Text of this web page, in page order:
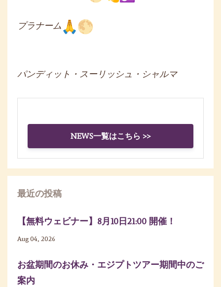
プラナーム
パンディット・スーリッシュ・シャルマ
NEWS一覧はこちら >>
最近の投稿
【無料ウェビナー】8月10日21:00 開催！
Aug 04, 2026
お盆期間のお休み・エジプトツアー期間中のご
案内